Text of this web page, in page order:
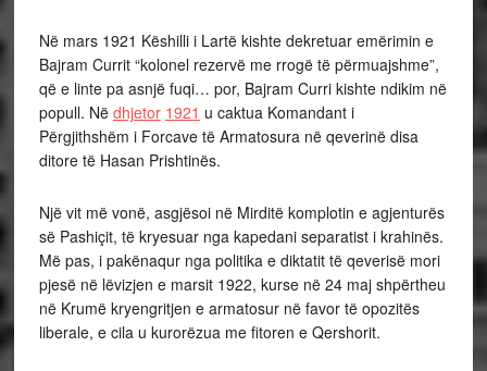
Në mars 1921 Këshilli i Lartë kishte dekretuar emërimin e
Bajram Currit “kolonel rezervë me rrogë të përmuajshme”,
që e linte pa asnjë fuqi… por, Bajram Curri kishte ndikim në
popull. Në dhjetor 1921 u caktua Komandant i
Përgjithshëm i Forcave të Armatosura në qeverinë disa
ditore të Hasan Prishtinës.
Një vit më vonë, asgjësoi në Mirditë komplotin e agjenturës
së Pashiçit, të kryesuar nga kapedani separatist i krahinës.
Më pas, i pakënaqur nga politika e diktatit të qeverisë mori
pjesë në lëvizjen e marsit 1922, kurse në 24 maj shpërtheu
në Krumë kryengritjen e armatosur në favor të opozitës
liberale, e cila u kurorëzua me fitoren e Qershorit.